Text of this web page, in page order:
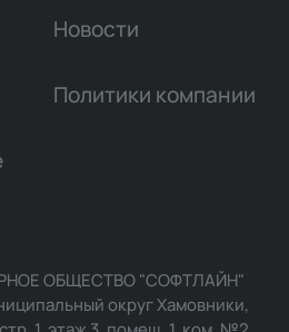
Новости
Политики компании
ОБЩЕСТВО "СОФТЛАЙН"
округ Хамовники,